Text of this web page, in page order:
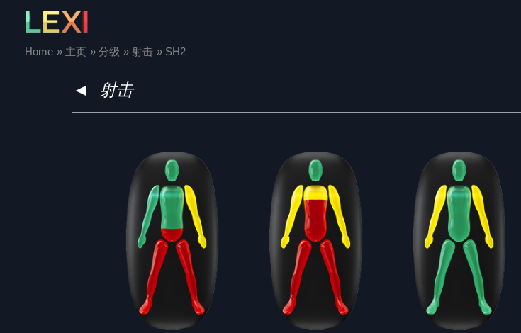
contentHome 主页 分级 射击 SH2
◄ 射击